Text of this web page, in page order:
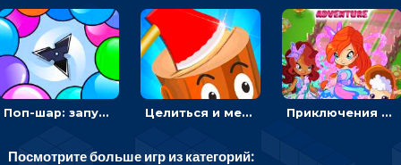
Поп-шар: запускать колючку, чтобы лопать воздушные шарики Целиться и метать топор в 3D мишени Приключения Клуба Винкс: менять дорожки, чтобы собирать кристаллы
Посмотрите больше игр из категорий: